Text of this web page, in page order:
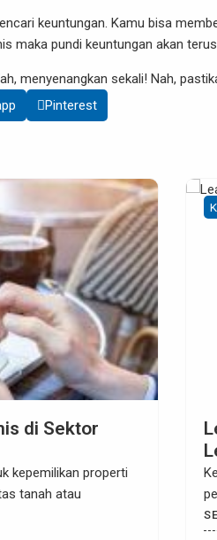
keuntungan. Kamu bisa
maka pundi keuntungan akan
menyenangkan sekali! Nah,
Pinterest
yang
salah satu
Anda harus membeli